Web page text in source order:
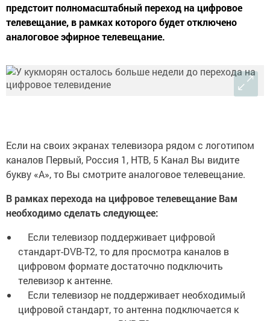
предстоит полномасштабный переход на цифровое
телевещание, в рамках которого будет отключено
аналоговое эфирное телевещание.
Если на своих экранах телевизора рядом с логотипом
каналов Первый, Россия 1, НТВ, 5 Канал Вы видите
букву «А», то Вы смотрите аналоговое телевещание.
В рамках перехода на цифровое телевещание Вам
необходимо сделать следующее:
Если телевизор поддерживает цифровой
стандарт-DVB-T2, то для просмотра каналов в
цифровом формате достаточно подключить
телевизор к антенне.​
Если телевизор не поддерживает необходимый
цифровой стандарт, то антенна подключается к